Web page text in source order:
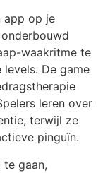
app op je
waakritme te
De game
leren over
terwijl ze
pinguïn.
te gaan,